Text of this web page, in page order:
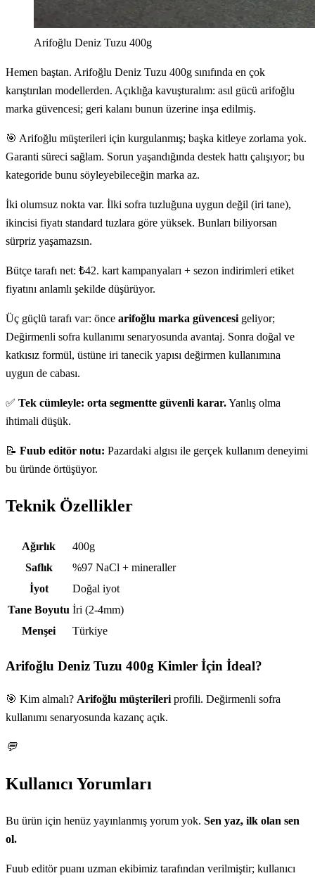
Arifoğlu Deniz Tuzu 400g
Hemen baştan. Arifoğlu Deniz Tuzu 400g sınıfında en çok
karıştırılan modellerden. Açıklığa kavuşturalım: asıl gücü arifoğlu
marka güvencesi; geri kalanı bunun üzerine inşa edilmiş.
🎯 Arifoğlu müşterileri için kurgulanmış; başka kitleye zorlama yok.
Garanti süreci sağlam. Sorun yaşandığında destek hattı çalışıyor; bu
kategoride bunu söyleyebileceğin marka az.
İki olumsuz nokta var. İlki sofra tuzluğuna uygun değil (iri tane),
ikincisi fiyatı standard tuzlara göre yüksek. Bunları biliyorsan
sürpriz yaşamazsın.
Bütçe tarafı net: ₺42. kart kampanyaları + sezon indirimleri etiket
fiyatını anlamlı şekilde düşürüyor.
Üç güçlü tarafı var: önce arifoğlu marka güvencesigeliyor;
Değirmenli sofra kullanımı senaryosunda avantaj. Sonra doğal ve
katkısız formül, üstüne iri tanecik yapısı değirmen kullanımına
uygun de cabası.
✅ Tek cümleyle: orta segmentte güvenli karar.Yanlış olma
ihtimali düşük.
📝 Fuub editör notu: Pazardaki algısı ile gerçek kullanım deneyimi
bu üründe örtüşüyor.
Teknik Özellikler
Teknik özellikler
Ağırlık
400g
Saflık
%97 NaCl + mineraller
İyot
Doğal iyot
Tane Boyutu İri (2-4mm)
Menşei
Türkiye
Arifoğlu Deniz Tuzu 400g Kimler İçin İdeal?
🎯 Kim almalı? Arifoğlu müşterileri profili. Değirmenli sofra
kullanımı senaryosunda kazanç açık.
💬
Kullanıcı Yorumları
Bu ürün için henüz yayınlanmış yorum yok. Sen yaz, ilk olan sen
ol.
Fuub editör puanı uzman ekibimiz tarafından verilmiştir; kullanıcı